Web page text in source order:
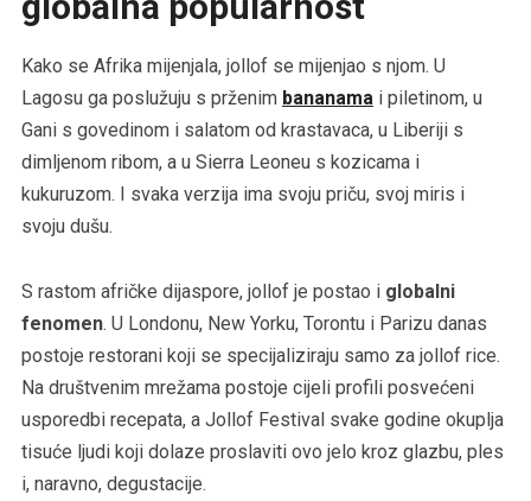
Kako se Afrika mijenjala, jollof se mijenjao s njom. U
Lagosu ga poslužuju s prženim bananama i piletinom, u
Gani s govedinom i salatom od krastavaca, u Liberiji s
dimljenom ribom, a u Sierra Leoneu s kozicama i
kukuruzom. I svaka verzija ima svoju priču, svoj miris i
svoju dušu.
S rastom afričke dijaspore, jollof je postao i globalni
fenomen. U Londonu, New Yorku, Torontu i Parizu danas
postoje restorani koji se specijaliziraju samo za jollof rice.
Na društvenim mrežama postoje cijeli profili posvećeni
usporedbi recepata, a Jollof Festival svake godine okuplja
tisuće ljudi koji dolaze proslaviti ovo jelo kroz glazbu, ples
i, naravno, degustacije.